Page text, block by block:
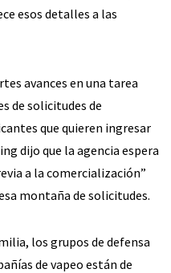
esos detalles a las
avances en una tarea
de solicitudes de
que quieren ingresar
dijo que la agencia espera
a la comercialización”
montaña de solicitudes.
los grupos de defensa
de vapeo están de